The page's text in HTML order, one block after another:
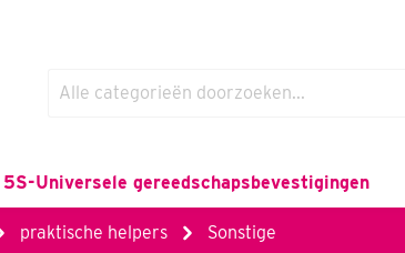
5S-Universele gereedschapsbevestigingen
praktische helpers Sonstige